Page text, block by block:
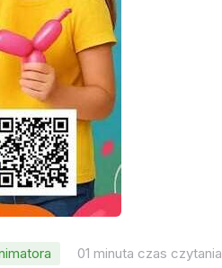
01 minuta czas czytania